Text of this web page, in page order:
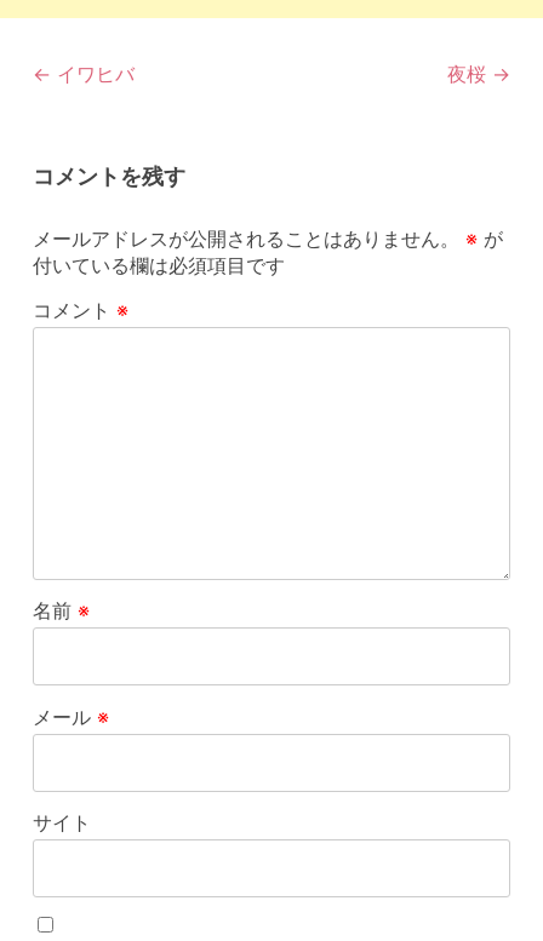
投
ゲ
シ
ョ
ン
← イワヒバ 夜桜 →
コメントを残す
メールアドレスが公開されることはありません。 ※ が
付いている欄は必須項目です
コメント※
名前※
メール※
サイト